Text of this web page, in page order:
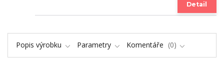
Detail
Popis výrobku Parametry Komentáře 0